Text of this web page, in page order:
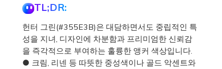
TL;DR:
헌터 그린(#355E3B)은 대담하면서도 중립적인 특
성을 지녀, 디자인에 차분함과 프리미엄한 신뢰감
을 즉각적으로 부여하는 훌륭한 앵커 색상입니다.
● 크림, 리넨 등 따뜻한 중성색이나 골드 악센트와